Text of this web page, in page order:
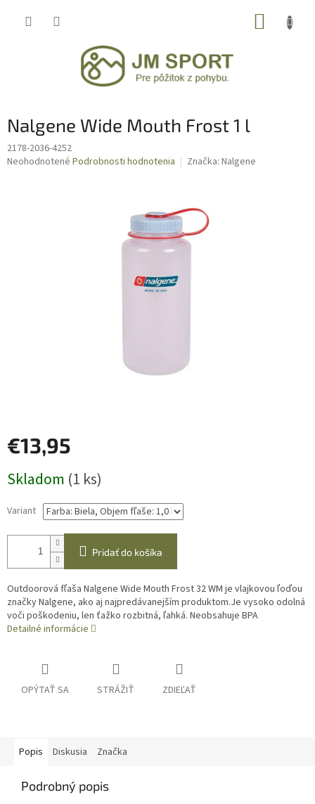
Nalgene Wide Mouth Frost 1 l
2178-2036-4252
Priemerné
Neohodnotené Podrobnosti hodnotenia Značka: Nalgene
€13,95
cena:
Skladom (1 ks)
Variant
Pridať do košíka
Outdoorová fľaša Nalgene Wide Mouth Frost 32 WM je vlajkovou ľoďou
značky Nalgene, ako aj najpredávanejším produktom.Je vysoko odolná
voči poškodeniu, len ťažko rozbitná, ľahká. Neobsahuje BPA
Detailné informácie
OPÝTAŤ SA STRÁŽIŤ ZDIEĽAŤ
Popis Diskusia Značka
Podrobný popis